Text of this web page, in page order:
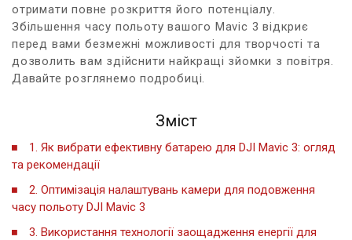
отримати повне розкриття його⁢ потенціалу.⁢
Збільшення часу ‌польоту вашого Mavic 3 відкриє
перед вами‍ безмежні⁤ можливості для творчості та
дозволить вам​ здійснити найкращі зйомки з повітря.
Давайте розглянемо подробиці.
Зміст
1. Як ​вибрати ефективну батарею‍ для DJI Mavic ​3: огляд‍
та рекомендації
2. ⁣Оптимізація налаштувань камери для подовження ​
часу польоту DJI Mavic⁤ 3
3. Використання технології заощадження енергії ⁣для